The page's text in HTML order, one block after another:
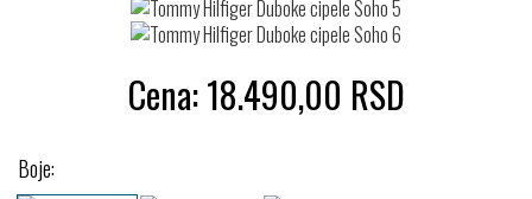
Cena:18.490,00 RSD
Boje: